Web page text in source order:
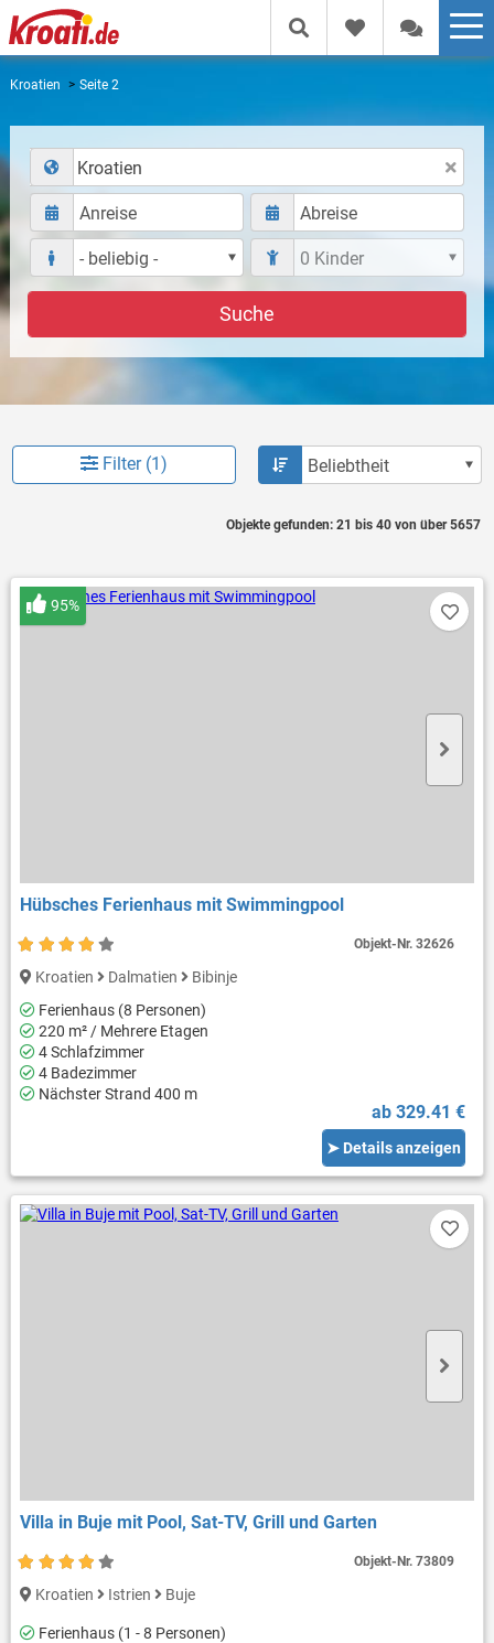
Kroatien Seite 2
Kroatien
Suche
Filter (1)
Objekte gefunden: 21 bis 40 von über 5657
Hübsches Ferienhaus mit Swimmingpool
95%
Kroatien Dalmatien
Bibinje
Ferienhaus (8 Personen)
220 m² / Mehrere Etagen
4 Schlafzimmer
4 Badezimmer
Nächster Strand 400 m
ab 329.41 €
➤ Details anzeigen
Objekt-Nr.32626
Villa in Buje mit Pool, Sat-TV, Grill und Garten
Kroatien Istrien Buje
Ferienhaus (1 - 8 Personen)
Objekt-Nr.73809